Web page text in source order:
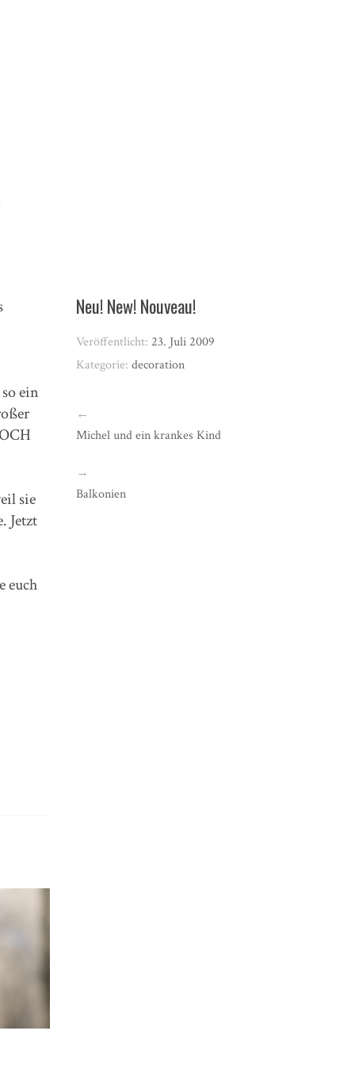
ein
sie
Jetzt
euch
Neu! New! Nouveau!
Veröffentlicht: 23. Juli 2009
Kategorie:decoration
←
Michel und ein krankes Kind
→
Balkonien